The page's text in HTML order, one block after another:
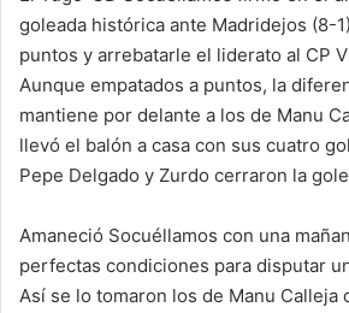
goleada histórica ante Madridejos (8-
puntos y arrebatarle el liderato al CP
Aunque empatados a puntos, la
mantiene por delante a los de Manu
llevó el balón a casa con sus cuatro
Pepe Delgado y Zurdo cerraron la
Amaneció Socuéllamos con una
perfectas condiciones para disputar
Así se lo tomaron los de Manu Calleja